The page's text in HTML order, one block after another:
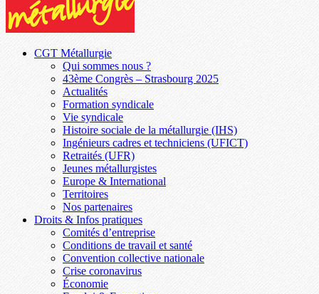
CGT Métallurgie
Qui sommes nous ?
43ème Congrès – Strasbourg 2025
Actualités
Formation syndicale
Vie syndicale
Histoire sociale de la métallurgie (IHS)
Ingénieurs cadres et techniciens (UFICT)
Retraités (UFR)
Jeunes métallurgistes
Europe & International
Territoires
Nos partenaires
Droits & Infos pratiques
Comités d’entreprise
Conditions de travail et santé
Convention collective nationale
Crise coronavirus
Économie